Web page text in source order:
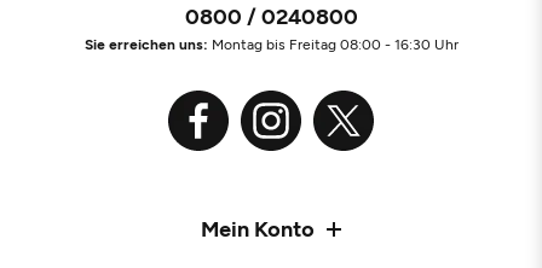
0800 / 0240800
Sie erreichen uns: Montag bis Freitag 08:00 - 16:30 Uhr
Mein Konto